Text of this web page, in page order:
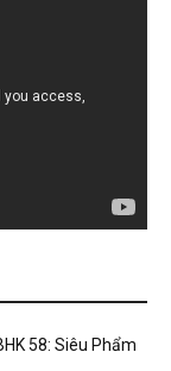
58: Siêu Phẩm